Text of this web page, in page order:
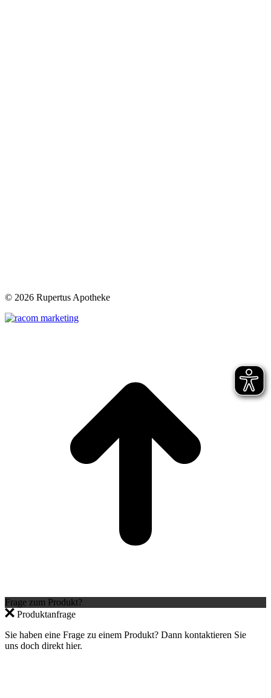
© 2026 Rupertus Apotheke
Frage zum Produkt?
Produktanfrage
Sie haben eine Frage zu einem Produkt? Dann kontaktieren Sie
uns doch direkt hier.